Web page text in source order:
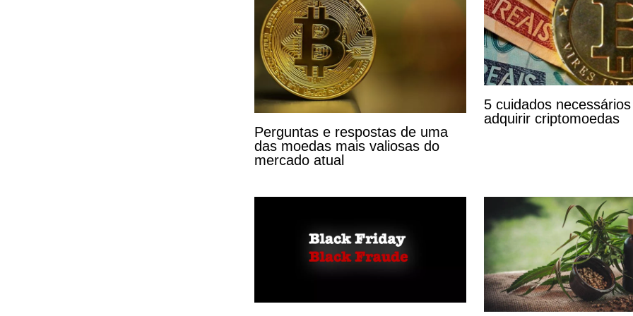
Perguntas e respostas de uma
das moedas mais valiosas do
mercado atual
5 cuidados
adquirir criptomoedas